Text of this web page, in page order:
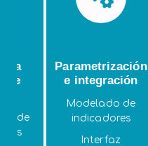
la
de
de
Parametrización
e integración
Modelado de
indicadores
Interfaz